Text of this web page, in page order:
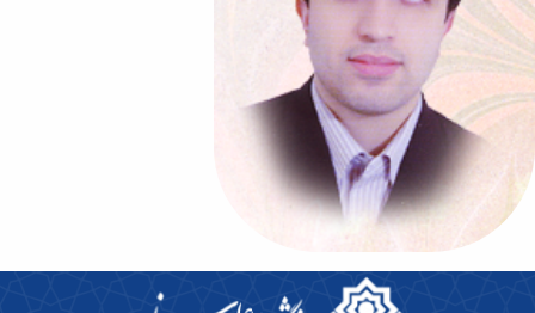
دکتر یوسف صنعتی
سومین رئیس دانشکده